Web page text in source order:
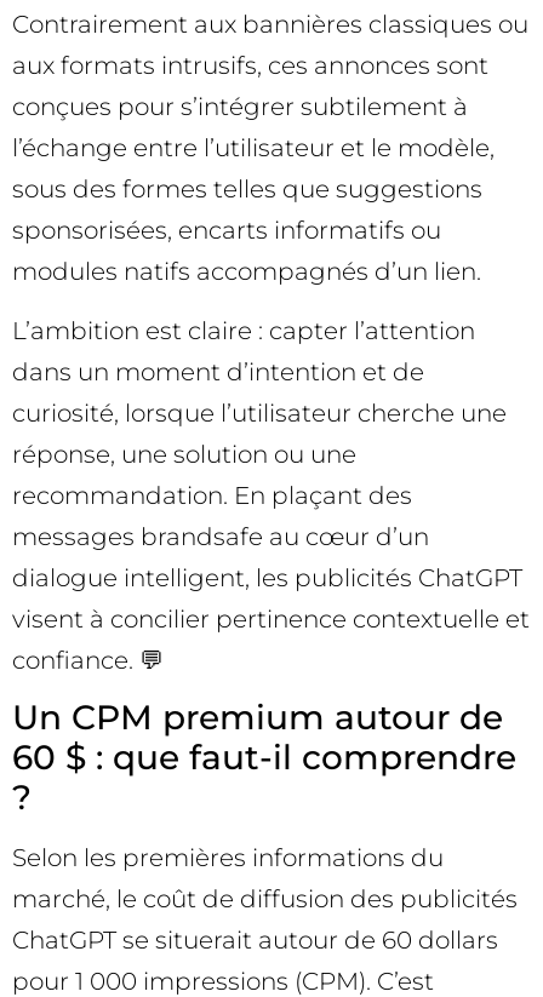
Contrairement aux bannières classiques ou
aux formats intrusifs, ces annonces sont
conçues pour s’intégrer subtilement à
l’échange entre l’utilisateur et le modèle,
sous des formes telles que suggestions
sponsorisées, encarts informatifs ou
modules natifs accompagnés d’un lien.
L’ambition est claire : capter l’attention
dans un moment d’intention et de
curiosité, lorsque l’utilisateur cherche une
réponse, une solution ou une
recommandation. En plaçant des
messages brandsafe au cœur d’un
dialogue intelligent, les publicités ChatGPT
visent à concilier pertinence contextuelle et
confiance. 💬
Un CPM premium autour de
60 $ : que faut-il comprendre
?
Selon les premières informations du
marché, le coût de diffusion des publicités
ChatGPT se situerait autour de 60 dollars
pour 1 000 impressions (CPM). C’est